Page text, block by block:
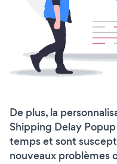
De plus, la
Shipping Delay
temps et sont
nouveaux problèmes